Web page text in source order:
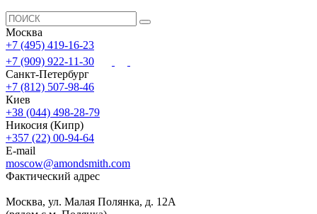
Москва
+7 (495) 419-16-23
+7 (909) 922-11-30
Санкт-Петербург
+7 (812) 507-98-46
Киев
+38 (044) 498-28-79
Никосия (Кипр)
+357 (22) 00-94-64
E-mail
moscow@amondsmith.com
Фактический адрес
Москва, ул. Малая Полянка, д. 12А